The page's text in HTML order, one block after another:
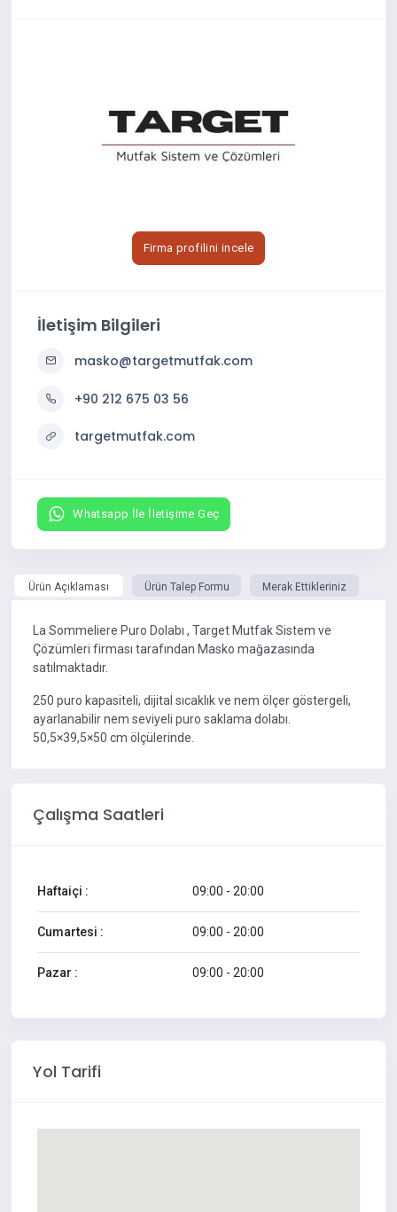
Firma profilini incele
İletişim Bilgileri
masko@targetmutfak.com
+90 212 675 03 56
targetmutfak.com
Whatsapp İle İletişime Geç
Ürün Açıklaması Ürün Talep Formu Merak Ettikleriniz
La Sommeliere Puro Dolabı , Target Mutfak Sistem ve
Çözümleri firması tarafından Masko mağazasında
satılmaktadır.
250 puro kapasiteli, dijital sıcaklık ve nem ölçer göstergeli,
ayarlanabilir nem seviyeli puro saklama dolabı.
50,5×39,5×50 cm ölçülerinde.
Çalışma Saatleri
Haftaiçi : 09:00 - 20:00
Cumartesi : 09:00 - 20:00
Pazar : 09:00 - 20:00
Yol Tarifi